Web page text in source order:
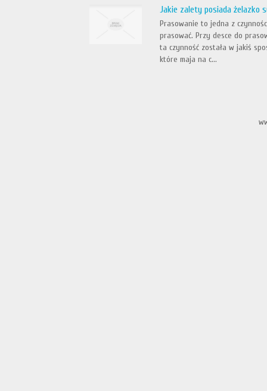
Jakie zalety posiada żelazko
Prasowanie to jedna z
prasować. Przy desce do
ta czynność została w jakiś
które maja na c...